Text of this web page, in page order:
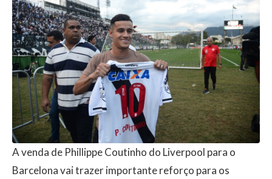
A venda de Phillippe Coutinho do Liverpool para o
Barcelona vai trazer importante reforço para os